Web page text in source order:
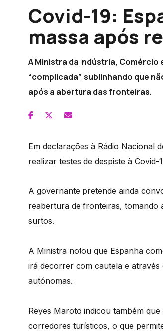
Covid-19:
massa após
A Ministra da Indústria, Comércio
“complicada”, sublinhando que
após a abertura das fronteiras.
Em declarações à Rádio Nacional
realizar testes de despiste à Covid-
A governante pretende ainda
reabertura de fronteiras, tomando
surtos.
A Ministra notou que Espanha
irá decorrer com cautela e
autónomas.
Reyes Maroto indicou também
corredores turísticos, o que